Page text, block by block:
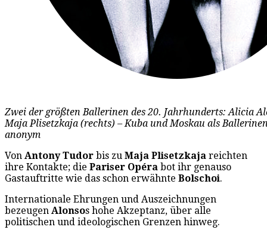
Zwei der größten Ballerinen des 20. Jahrhunderts: Alicia
Maja Plisetzkaja (rechts) – Kuba und Moskau als
anonym
Von Antony Tudor bis zu Maja Plisetzkaja reichten
ihre Kontakte; die Pariser Opéra bot ihr genauso
Gastauftritte wie das schon erwähnte Bolschoi.
Internationale Ehrungen und Auszeichnungen
bezeugen Alonsos hohe Akzeptanz, über alle
politischen und ideologischen Grenzen hinweg.